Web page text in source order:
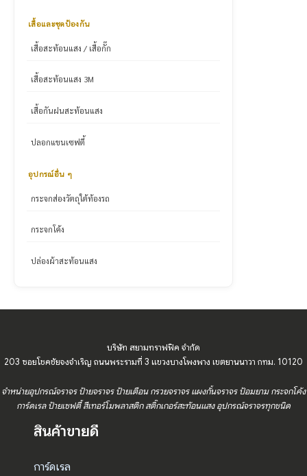
เสื้อและชุดป้องกัน
เสื้อสะท้อนแสง / เสื้อกั๊ก
เสื้อสะท้อนแสง 3M
เสื้อกันฝนสะท้อนแสง
ปลอกแขนเซฟตี้
อุปกรณ์อื่น ๆ
กระจกส่องวัตถุใต้ท้องรถ
กระจกโค้ง
ปล่องผ้าสะท้อนแสง
บริษัท สยามทราฟฟิค จำกัด
203 ซอยโชคชัยจงจำเริญ ถนนพระรามที่ 3 แขวงบางโพงพาง เขตยานนาวา กทม. 10120
จำหน่ายอุปกรณ์จราจร ป้ายจราจร ป้ายเตือน กรวยจราจร แผงกั้นจราจร ป้อมยาม กระจกโค้ง
การ์ดเรล ป้ายเซฟตี้ สีเทอร์โมพลาสติก สติ๊กเกอร์สะท้อนแสง อุปกรณ์จราจรทุกชนิด
สินค้าขายดี
การ์ดเรล